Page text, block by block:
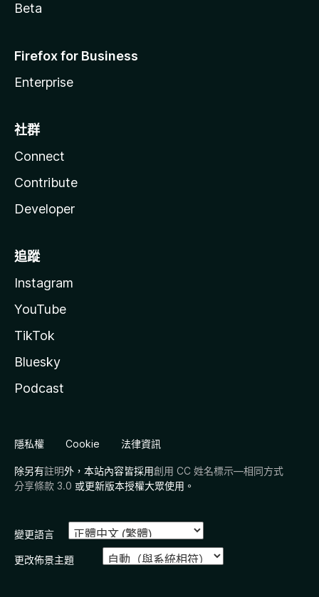
Beta
Firefox for Business
Enterprise
社群
Connect
Contribute
Developer
追蹤
Instagram
YouTube
TikTok
Bluesky
Podcast
隱私權 Cookie 法律資訊
除另有註明外，本站內容皆採用創用 CC 姓名標示—相同方式
分享條款 3.0 或更新版本授權大眾使用。
變更語言
更改佈景主題